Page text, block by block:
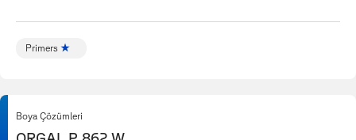
Primers
Boya Çözümleri